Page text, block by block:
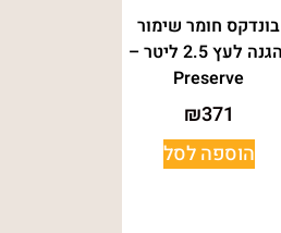
בונדקס חומר שימור
והגנה לעץ 2.5 ליטר –
Preserve
₪371
הוספה לסל